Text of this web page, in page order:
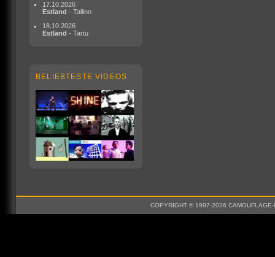
17.10.2026
Estland - Tallinn
18.10.2026
Estland - Tartu
BELIEBTESTE VIDEOS
COPYRIGHT © 1997-2026 CAMOUFLAGE-